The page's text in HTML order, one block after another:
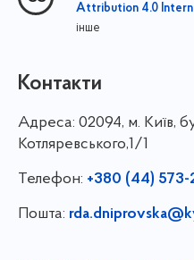
Attribution 4.0
інше
Контакти
Адреса: 02094, м. Київ,
Котляревського,1/1
Телефон: +380 (44) 573-
Пошта: